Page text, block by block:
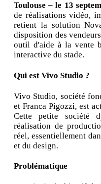
Toulouse – le 13
de réalisations vidéo,
retient la solution
disposition des
outil d'aide à la vente
interactive du stade.
Qui est Vivo Studio ?
Vivo Studio, société
et Franca Pigozzi, est
Cette petite société
réalisation de
réel, essentiellement
et du design.
Problématique